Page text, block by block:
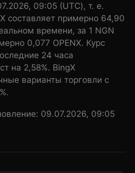
09:05 (UTC), т. е.
составляет примерно 64,90
времени, за 1 NGN
0,077 OPENX. Курс
24 часа
на 2,58%. BingX
варианты торговли с
09.07.2026, 09:05